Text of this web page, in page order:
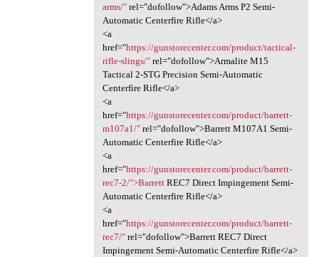
arms/"rel="dofollow">Adams Arms P2 Semi-
Automatic Centerfire Rifle</a>
<a
href="https://gunstorecenter.com/product/tactical-
rifle-slings/"rel="dofollow">Armalite M15
Tactical 2-STG Precision Semi-Automatic
Centerfire Rifle</a>
<a
href="https://gunstorecenter.com/product/barrett-
m107a1/"rel="dofollow">Barrett M107A1 Semi-
Automatic Centerfire Rifle</a>
<a
href="https://gunstorecenter.com/product/barrett-
rec7-2/">BarrettREC7 Direct Impingement Semi-
Automatic Centerfire Rifle</a>
<a
href="https://gunstorecenter.com/product/barrett-
rec7/"rel="dofollow">Barrett REC7 Direct
Impingement Semi-Automatic Centerfire Rifle</a>